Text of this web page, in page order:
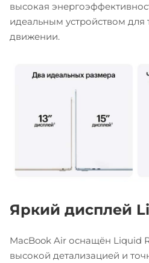
высокая
идеальным устройством для
движении.
Яркий дисплей
MacBook Air оснащён Liquid
высокой детализацией и